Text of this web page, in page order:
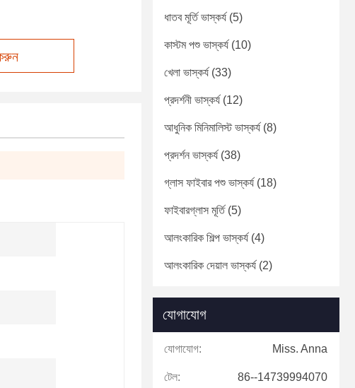
ধাতব মূর্তি ভাস্কর্য (5)
কাস্টম পশু ভাস্কর্য (10)
খেলা ভাস্কর্য (33)
প্রদর্শনী ভাস্কর্য (12)
আধুনিক মিনিমালিস্ট ভাস্কর্য (8)
প্রদর্শন ভাস্কর্য (38)
গ্লাস ফাইবার পশু ভাস্কর্য (18)
ফাইবারগ্লাস মূর্তি(5)
আলংকারিক শিল্প ভাস্কর্য (4)
আলংকারিক দেয়াল ভাস্কর্য (2)
যোগাযোগ
যোগাযোগ: Miss. Anna
টেল: 86--14739994070